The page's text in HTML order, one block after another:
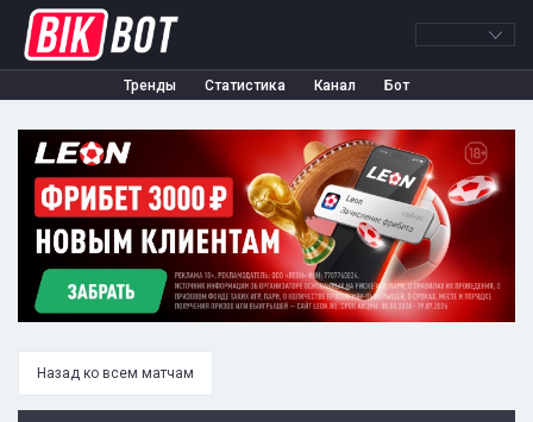
Тренды Статистика Канал Бот
Назад ко всем матчам